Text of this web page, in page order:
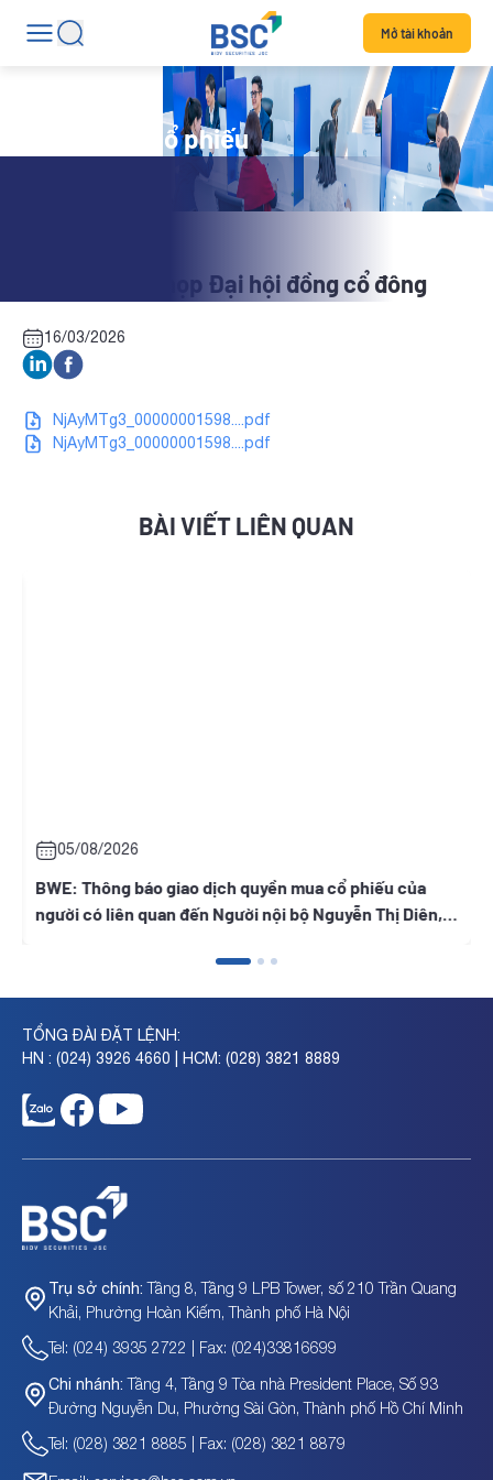
Mở tài khoản
Tin tức mã cổ phiếu
DDN: Tài liệu họp Đại hội đồng cổ đông
16/03/2026
NjAyMTg3_00000001598....pdf
NjAyMTg3_00000001598....pdf
BÀI VIẾT LIÊN QUAN
05/08/2026
BWE: Thông báo giao dịch quyền mua cổ phiếu của
người có liên quan đến Người nội bộ Nguyễn Thị Diên,
TỔNG ĐÀI ĐẶT LỆNH:
HN : (024) 3926 4660 | HCM: (028) 3821 8889
Trụ sở chính: Tầng 8, Tầng 9 LPB Tower, số 210 Trần Quang
Khải, Phường Hoàn Kiếm, Thành phố Hà Nội
Tel: (024) 3935 2722 | Fax: (024)33816699
Chi nhánh: Tầng 4, Tầng 9 Tòa nhà President Place, Số 93
Đường Nguyễn Du, Phường Sài Gòn, Thành phố Hồ Chí Minh
Tel: (028) 3821 8885 | Fax: (028) 3821 8879